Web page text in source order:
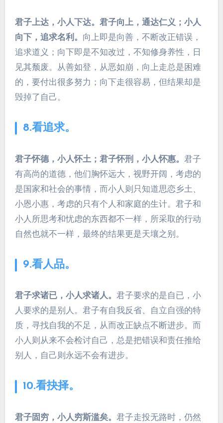
君子上达，小人下达。君子向上，通达仁义；小人
向下，追求名利。 向上即是向善，不断改正错误，
追求道义；向下即是不知改过，不知修身养性，日
见其颓废。从善如登，从恶如崩，向上走总是困难
的，要付出很多努力；向下走很容易，但结果却是
毁掉了自己。
8.看追求。
君子怀德，小人怀土；君子怀刑，小人怀惠。 君子
有高尚的道德，他们胸怀远大，视野开阔，考虑的
是国家和社会的事情，而小人则只知道思恋乡土、
小恩小惠，考虑的只有个人和家庭的生计。君子和
小人所思考和忧虑的东西都不一样，所采取的行动
自然也就不一样，最终的结果更是天壤之别。
9.看人品。
君子求诸已，小人求诸人。 君子要求的是自已，小
人要求的是别人。君子有自我反省、自立自强的特
质，寻找自我的不足，从而改正缺点不断进步。而
小人则从来不会检讨自己，总是把错误和责任推给
别人，自己则永远不会有进步。
10.看抉择。
君子固穷，小人穷斯滥矣。 君子走投无路时，仍然